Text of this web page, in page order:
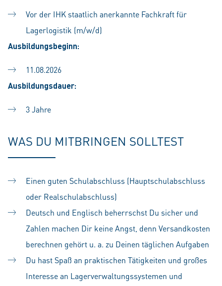
Vor der IHK staatlich anerkannte Fachkraft für
Lagerlogistik (m/w/d)
Ausbildungsbeginn:
11.08.2026
Ausbildungsdauer:
3 Jahre
WAS DU MITBRINGEN SOLLTEST
Einen guten Schulabschluss (Hauptschulabschluss
oder Realschulabschluss)
Deutsch und Englisch beherrschst Du sicher und
Zahlen machen Dir keine Angst, denn Versandkosten
berechnen gehört u. a. zu Deinen täglichen Aufgaben
Du hast Spaß an praktischen Tätigkeiten und großes
Interesse an Lagerverwaltungssystemen und